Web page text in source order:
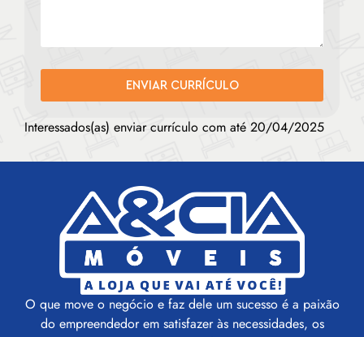
ENVIAR CURRÍCULO
Interessados(as) enviar currículo com até 20/04/2025
O que move o negócio e faz dele um sucesso é a paixão
do empreendedor em satisfazer às necessidades, os